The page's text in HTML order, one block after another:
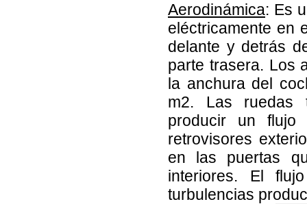
Aerodinámica: Es
eléctricamente en
delante y detrás
parte trasera. Los
la anchura del
m2. Las ruedas
producir un flujo
retrovisores
en las puertas
interiores. El
turbulencias